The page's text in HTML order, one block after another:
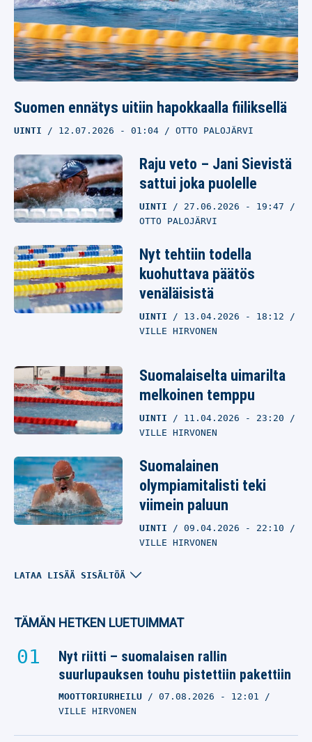
Suomen ennätys uitiin hapokkaalla fiiliksellä
UINTI 12.07.2026 - 01:04 OTTO PALOJÄRVI
Raju veto – Jani Sievistä
sattui joka puolelle
UINTI 27.06.2026 - 19:47
OTTO PALOJÄRVI
Nyt tehtiin todella
kuohuttava päätös
venäläisistä
UINTI 13.04.2026 - 18:12
VILLE HIRVONEN
Suomalaiselta uimarilta
melkoinen temppu
UINTI 11.04.2026 - 23:20
VILLE HIRVONEN
Suomalainen
olympiamitalisti teki
viimein paluun
UINTI 09.04.2026 - 22:10
VILLE HIRVONEN
Tällaisesta summasta
nyrkkeilykehään Antti
UINTI 02.02.2026
OTTO PALOJÄRVI
Valtiovalta jakoi
LATAA LISÄÄ SISÄLTÖÄ
TÄMÄN HETKEN LUETUIMMAT
Nyt riitti – suomalaisen rallin
suurlupauksen touhu pistettiin pakettiin
MOOTTORIURHEILU 07.08.2026 - 12:01
VILLE HIRVONEN